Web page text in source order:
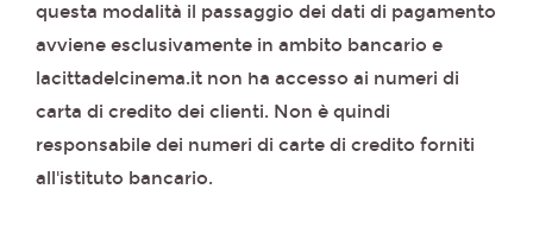
questa modalità il passaggio dei dati di pagamento
avviene esclusivamente in ambito bancario e
lacittadelcinema.it non ha accesso ai numeri di
carta di credito dei clienti. Non è quindi
responsabile dei numeri di carte di credito forniti
all'istituto bancario.